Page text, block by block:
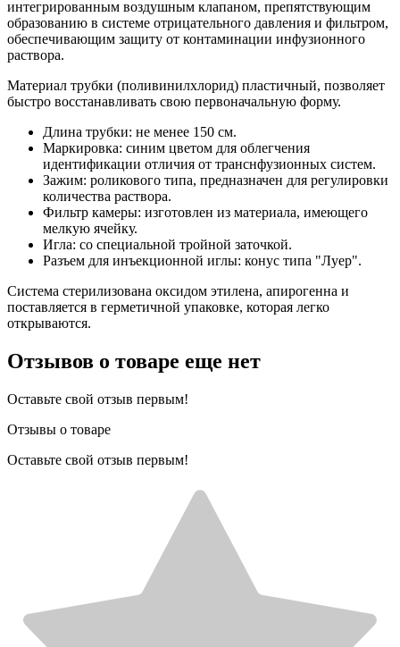
интегрированным воздушным клапаном, препятствующим
образованию в системе отрицательного давления и фильтром,
обеспечивающим защиту от контаминации инфузионного
раствора.
Материал трубки (поливинилхлорид) пластичный, позволяет
быстро восстанавливать свою первоначальную форму.
Длина трубки: не менее 150 см.
Маркировка: синим цветом для облегчения
идентификации отличия от транснфузионных систем.
Зажим: роликового типа, предназначен для регулировки
количества раствора.
Фильтр камеры: изготовлен из материала, имеющего
мелкую ячейку.
Игла: со специальной тройной заточкой.
Разъем для инъекционной иглы: конус типа "Луер".
Система стерилизована оксидом этилена, апирогенна и
поставляется в герметичной упаковке, которая легко
открываются.
Отзывов о товаре еще нет
Оставьте свой отзыв первым!
Отзывы о товаре
Оставьте свой отзыв первым!